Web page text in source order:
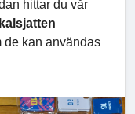
hittar du vår
de kan användas